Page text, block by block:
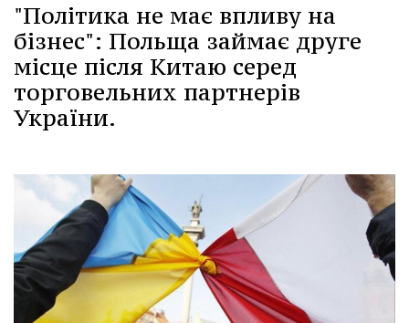
"Політика не має впливу на
бізнес": Польща займає друге
місце після Китаю серед
торговельних партнерів
України.